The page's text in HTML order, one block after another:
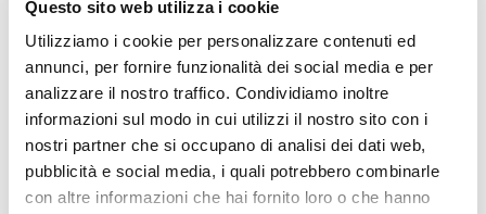
Questo sito web utilizza i cookie
Utilizziamo i cookie per personalizzare contenuti ed
annunci, per fornire funzionalità dei social media e per
analizzare il nostro traffico. Condividiamo inoltre
informazioni sul modo in cui utilizzi il nostro sito con i
nostri partner che si occupano di analisi dei dati web,
pubblicità e social media, i quali potrebbero combinarle
con altre informazioni che hai fornito loro o che hanno
strumento è a dir poco meraviglioso e il resto dei
prodotti è di alto livello. I venditori son..
Simone Gasparoni
un mese fa
★★★★★